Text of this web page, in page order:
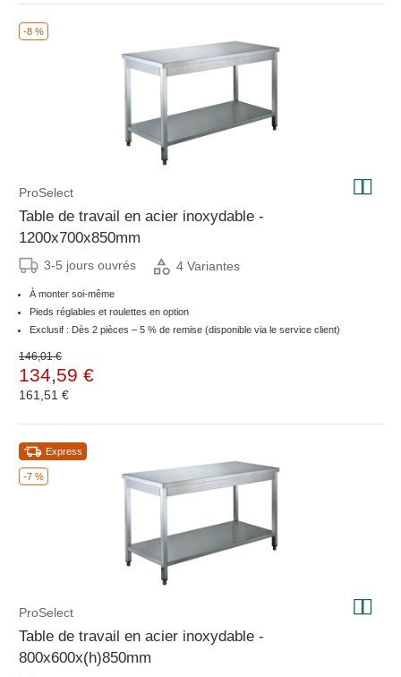
-8 %
ProSelect
Table de travail en acier inoxydable -
1200x700x850mm
3-5 jours ouvrés 4 Variantes
À monter soi-même
Pieds réglables et roulettes en option
Exclusif : Dès 2 pièces – 5 % de remise (disponible via le service client)
146,01 €
134,59 €
161,51 €
-7 %
Express
ProSelect
Table de travail en acier inoxydable -
800x600x(h)850mm